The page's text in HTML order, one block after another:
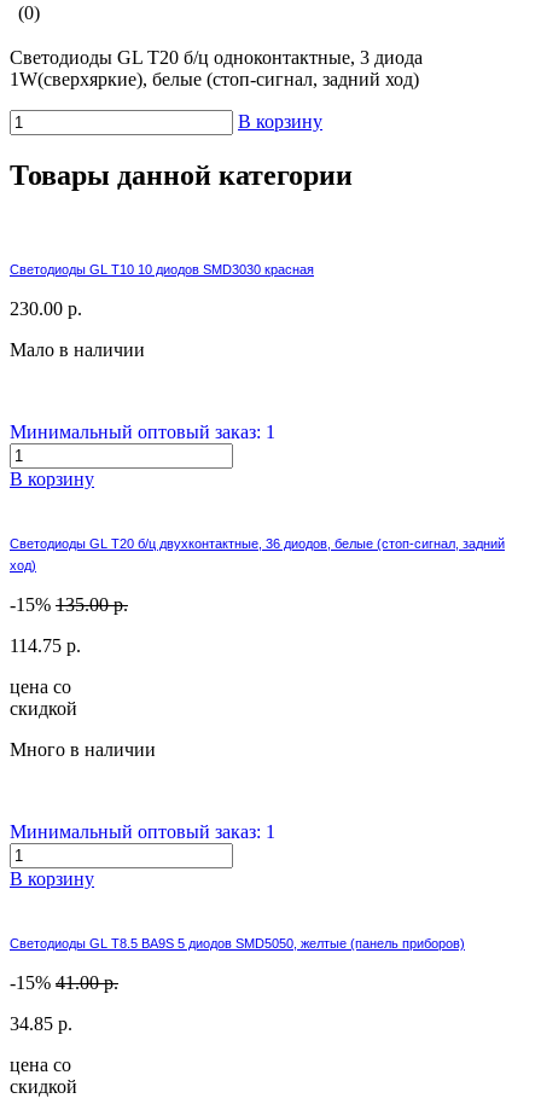
(0)
Светодиоды GL T20 б/ц одноконтактные, 3 диода
1W(сверхяркие), белые (стоп-сигнал, задний ход)
В корзину
Товары данной категории
Светодиоды GL T10 10 диодов SMD3030 красная
230.00 р.
Мало в наличии
Минимальный оптовый заказ: 1
В корзину
Светодиоды GL T20 б/ц двухконтактные, 36 диодов, белые (стоп-сигнал, задний
ход)
-15% 135.00 р.
114.75 р.
цена со
скидкой
Много в наличии
Минимальный оптовый заказ: 1
В корзину
Светодиоды GL T8.5 BA9S 5 диодов SMD5050, желтые (панель приборов)
-15% 41.00 р.
34.85 р.
цена со
скидкой